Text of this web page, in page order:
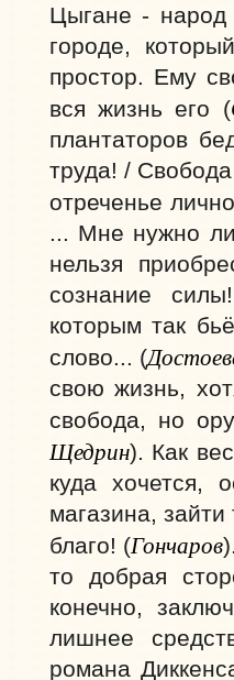
Цыгане - народ
городе,
простор. Ему
вся жизнь его (
плантаторов
труда! /
отреченье
... Мне нужно
нельзя
сознание
которым так
слово... (
свою жизнь,
свобода, но
Щедрин). Как
куда хочется,
магазина,
благо! (Гончаров
то добрая
конечно,
лишнее
романа